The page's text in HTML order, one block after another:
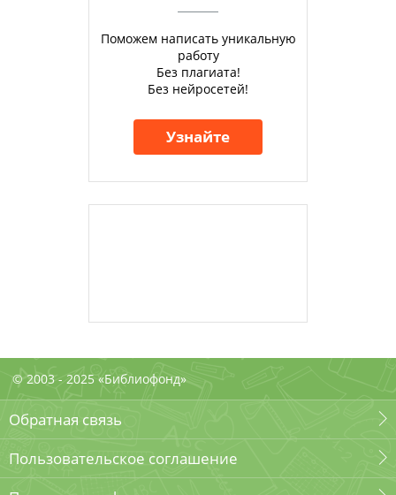
Поможем написать уникальную
работу
Без плагиата!
Без нейросетей!
Узнайте
© 2003 - 2025 «Библиофонд»
Обратная связь
Пользовательское соглашение